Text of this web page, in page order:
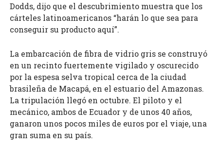
Dodds, dijo que el descubrimiento muestra que los
cárteles latinoamericanos “harán lo que sea para
conseguir su producto aquí”.
La embarcación de fibra de vidrio gris se construyó
en un recinto fuertemente vigilado y oscurecido
por la espesa selva tropical cerca de la ciudad
brasileña de Macapá, en el estuario del Amazonas.
La tripulación llegó en octubre. El piloto y el
mecánico, ambos de Ecuador y de unos 40 años,
ganaron unos pocos miles de euros por el viaje, una
gran suma en su país.